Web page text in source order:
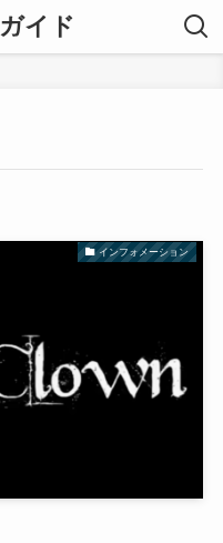
イド
インフォメーション